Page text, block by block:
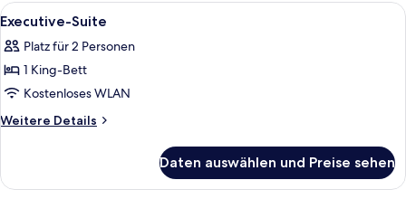
Alle
Fotos
für
Executive-
Suite
anzeigen
Ein modernes Hotelzimmer mit
15
Executive-Suite
Platz für 2 Personen
1 King-Bett
Kostenloses WLAN
Weitere Details
Weitere
Suite
Daten auswählen und Preise sehen